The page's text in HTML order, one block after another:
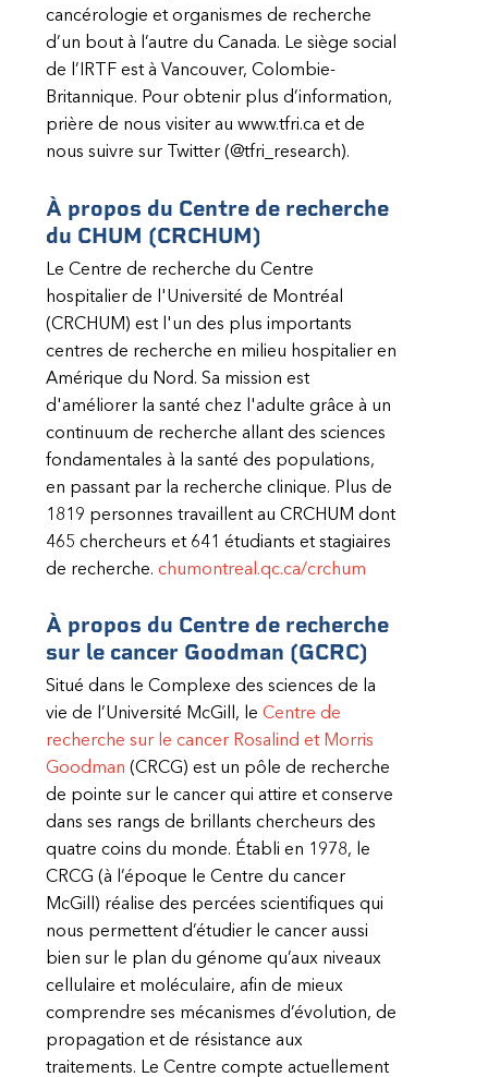
cancérologie et organismes de recherche
d’un bout à l’autre du Canada. Le siège social
de l’IRTF est à Vancouver, Colombie-
Britannique. Pour obtenir plus d’information,
prière de nous visiter au www.tfri.ca et de
nous suivre sur Twitter (@tfri_research).
À propos du Centre de recherche
du CHUM (CRCHUM)
Le Centre de recherche du Centre
hospitalier de l'Université de Montréal
(CRCHUM) est l'un des plus importants
centres de recherche en milieu hospitalier en
Amérique du Nord. Sa mission est
d'améliorer la santé chez l'adulte grâce à un
continuum de recherche allant des sciences
fondamentales à la santé des populations,
en passant par la recherche clinique. Plus de
1819 personnes travaillent au CRCHUM dont
465 chercheurs et 641 étudiants et stagiaires
de recherche. chumontreal.qc.ca/crchum
À propos du Centre de recherche
sur le cancer Goodman (GCRC)
Situé dans le Complexe des sciences de la
vie de l’Université McGill, le Centre de
recherche sur le cancer Rosalind et Morris
Goodman (CRCG) est un pôle de recherche
de pointe sur le cancer qui attire et conserve
dans ses rangs de brillants chercheurs des
quatre coins du monde. Établi en 1978, le
CRCG (à l’époque le Centre du cancer
McGill) réalise des percées scientifiques qui
nous permettent d’étudier le cancer aussi
bien sur le plan du génome qu’aux niveaux
cellulaire et moléculaire, afin de mieux
comprendre ses mécanismes d’évolution, de
propagation et de résistance aux
traitements. Le Centre compte actuellement